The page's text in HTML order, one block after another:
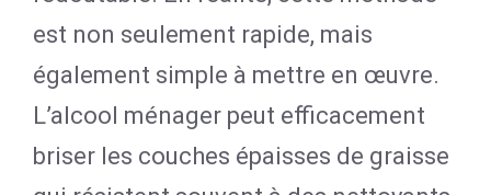
est non seulement rapide, mais
également simple à mettre en œuvre.
L’alcool ménager peut efficacement
briser les couches épaisses de graisse